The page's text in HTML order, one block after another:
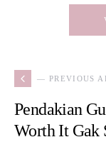
— PREVIOUS
Pendakian
Worth It Gak